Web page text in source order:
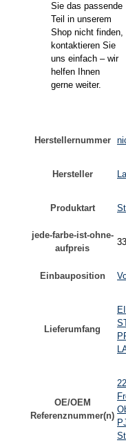
Sie das passende
Teil in unserem
Shop nicht finden,
kontaktieren Sie
uns einfach – wir
helfen Ihnen
gerne weiter.
Herstellernummer
Hersteller
Produktart
jede-farbe-ist-ohne-
aufpreis
Einbauposition
Lieferumfang
OE/OEM
Referenznummer(n)